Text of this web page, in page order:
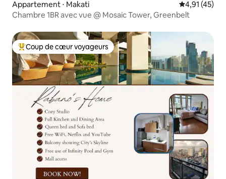
Appartement ⋅ Makati Évaluation
4,91 (45)
Chambre 1BR avec vue @ Mosaic Tower, Greenbelt
Coups de cœur voyageurs les plus appréciés
Coup de cœur voyageurs